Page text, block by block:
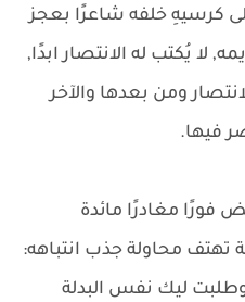
خلفه شاعرًا بعجز
لا يُكتب له الانتصار ابدًا,
ومن بعدها والآخر
فيها.
فورًا مغادرًا مائدة
تهتف محاولة جذب انتباهه:
وطلبت ليك نفس البدلة